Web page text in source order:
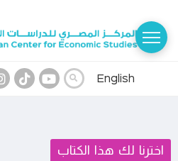
English
اخترنا لك هذا الكتاب